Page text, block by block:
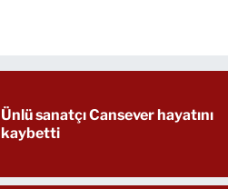
Ünlü sanatçı Cansever hayatını
kaybetti